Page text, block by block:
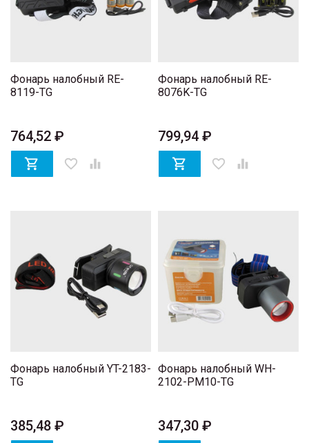
Фонарь налобный RE-
8119-TG
764,52 ₽
 favorite_border 
Фонарь налобный RE-
8076K-TG
799,94 ₽
 favorite_border 
Фонарь налобный YT-2183-
TG
385,48 ₽
Фонарь налобный WH-
2102-PM10-TG
347,30 ₽